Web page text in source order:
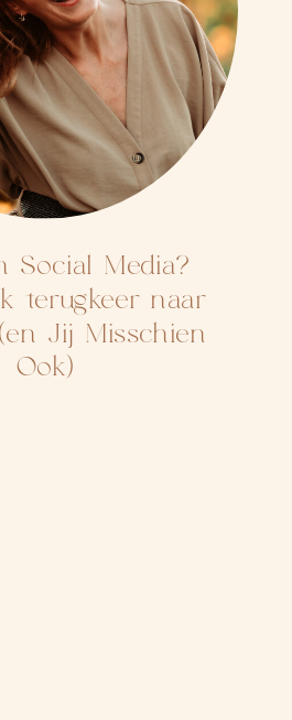
Social Media?
terugkeer naar
Jij Misschien
Ook)